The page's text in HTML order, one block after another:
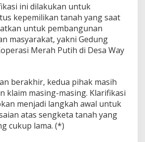
ini dilakukan untuk
kepemilikan tanah yang saat
untuk pembangunan
masyarakat, yakni Gedung
Merah Putih di Desa Way
berakhir, kedua pihak masih
klaim masing-masing. Klarifikasi
menjadi langkah awal untuk
atas sengketa tanah yang
cukup lama. (*)